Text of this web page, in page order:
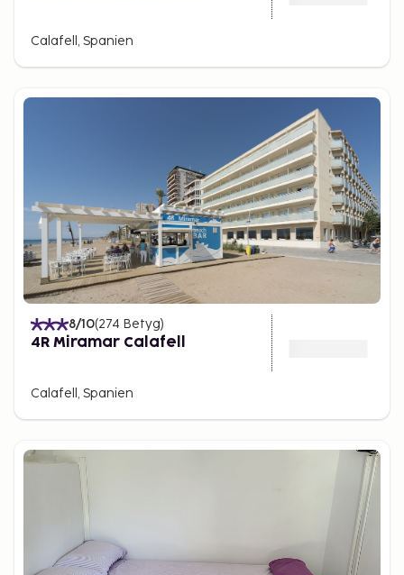
Calafell, Spanien
8/10(274 Betyg)
4R Miramar Calafell
Calafell, Spanien